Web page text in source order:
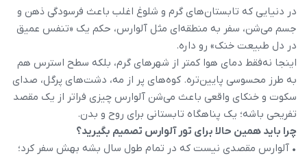
در دنیایی که تابستان‌های گرم و شلوغ اغلب باعث فرسودگی ذهن و
جسم می‌شن، سفر به منطقه‌ای مثل آلوارس، حکم یک «تنفس عمیق
در دل طبیعت خنک» رو داره.
اینجا نه‌فقط دمای هوا کمتر از شهرهای گرم، بلکه سطح استرس هم
به طرز محسوسی پایین‌تره. کوه‌های پر از مه، دشت‌های پرگل، صدای
سکوت و خنکای واقعی باعث می‌شن آلوارس چیزی فراتر از یک مقصد
تفریحی باشه؛ یک پناهگاه تابستانی برای روح و بدن.
چرا باید همین حالا برای تور آلوارس تصمیم بگیرید؟
• آلوارس مقصدی نیست که در تمام طول سال بشه بهش سفر کرد؛